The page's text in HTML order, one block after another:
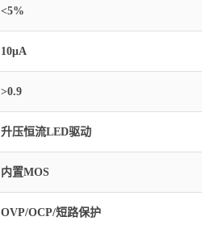
<5%
10μA
>0.9
升压恒流LED驱动
内置MOS
OVP/OCP/短路保护